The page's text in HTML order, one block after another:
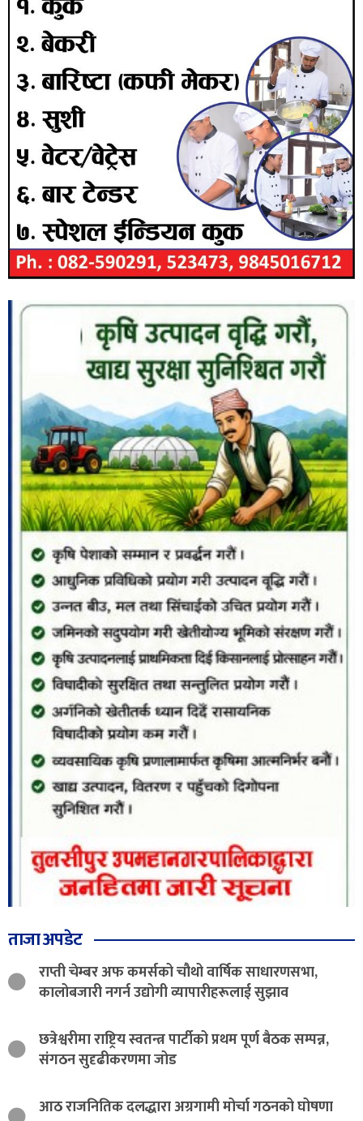
ताजा अपडेट
राप्ती चेम्बर अफ कमर्सको चौथो वार्षिक साधारणसभा,
कालोबजारी नगर्न उद्योगी व्यापारीहरूलाई सुझाव
छत्रेश्वरीमा राष्ट्रिय स्वतन्त्र पार्टीको प्रथम पूर्ण बैठक सम्पन्न,
संगठन सुदृढीकरणमा जोड
आठ राजनितिक दलद्धारा अग्रगामी मोर्चा गठनको घोषणा